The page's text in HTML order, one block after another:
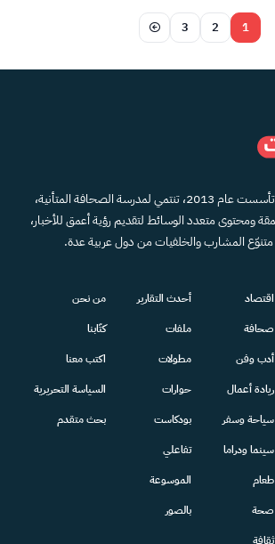
1
2
3
منصة إعلامية مستقلة، تأسست عام 2013، تنتمي لمدرسة الصحافة المتأنية،
ومحتوى متعدد الوسائط لتقديم رؤية أعمق للأخبار،
متنوّع المشارب والخلفيات من دول عربية عدة.
اقتصاد
صحافة
أدب وفن
ريادة أعمال
سياحة وسفر
سينما ودراما
طعام
صحة
ثقافة
أحدث التقارير
ملفات
مطولات
حوارات
بودكاست
تفاعلي
الموسوعة
بالصور
من نحن
كتّابنا
اكتب معنا
السياسة التحريرية
بحث متقدم